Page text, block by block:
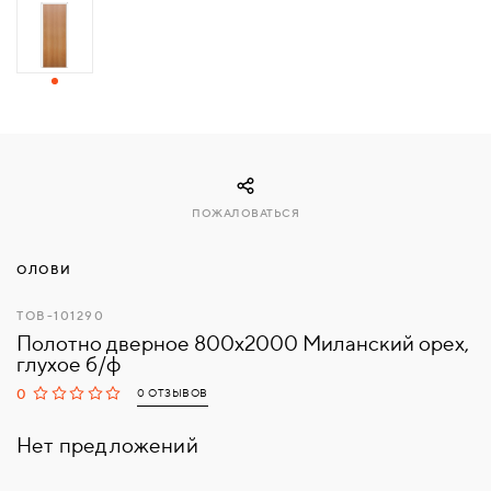
ОЛОВИ
ТОВ-101290
Полотно дверное 800х2000 Миланский орех,
глухое б/ф
0 0 ОТЗЫВОВ
Нет предложений
ПОЖАЛОВАТЬСЯ